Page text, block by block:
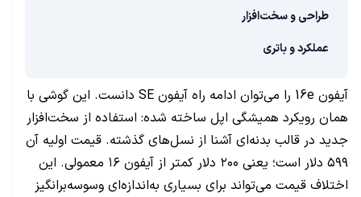
طراحی و سخت‌افزار
عملکرد و باتری
آیفون 16e را می‌توان ادامه‌ راه آیفون SE دانست. این گوشی با
همان رویکرد همیشگی اپل ساخته شده: استفاده از سخت‌افزار
جدید در قالب بدنه‌ای آشنا از نسل‌های گذشته. قیمت اولیه آن
۵۹۹ دلار است؛ یعنی ۲۰۰ دلار کمتر از آیفون ۱۶ معمولی. این
اختلاف قیمت می‌تواند برای بسیاری به‌اندازه‌ای وسوسه‌برانگیز